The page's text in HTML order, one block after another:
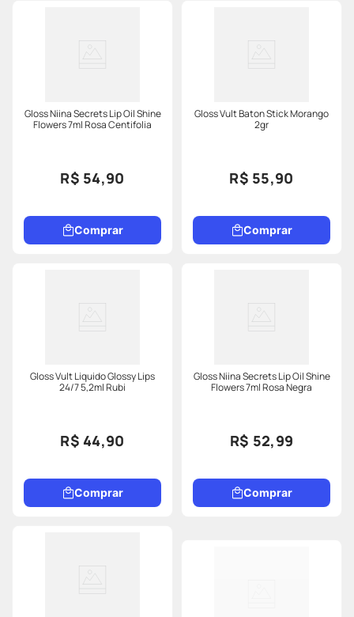
Gloss Niina Secrets Lip Oil Shine
Flowers 7ml Rosa Centifolia
R$ 54,90
Comprar
Gloss Vult Baton Stick Morango
2gr
R$ 55,90
Comprar
Gloss Vult Liquido Glossy Lips
24/7 5,2ml Rubi
R$ 44,90
Comprar
Gloss Niina Secrets Lip Oil Shine
Flowers 7ml Rosa Negra
R$ 52,99
Comprar